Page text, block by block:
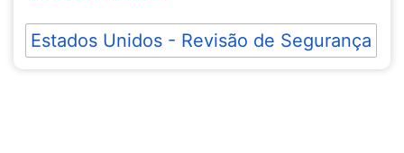
Estados Unidos - Revisão de Segurança